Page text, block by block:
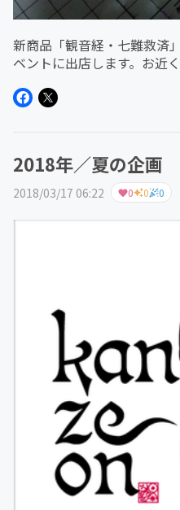
新商品「観音経・七難救済
ベントに出店します。お近
2018年／夏の企画
2018/03/17 06:22 0 0 0